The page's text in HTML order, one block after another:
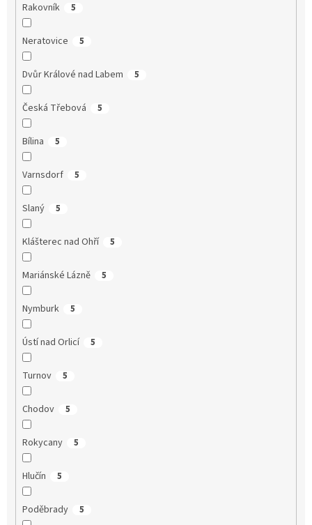
Rakovník 5
Neratovice 5
Dvůr Králové nad Labem 5
Česká Třebová 5
Bílina 5
Varnsdorf 5
Slaný 5
Klášterec nad Ohří 5
Mariánské Lázně 5
Nymburk 5
Ústí nad Orlicí 5
Turnov 5
Chodov 5
Rokycany 5
Hlučín 5
Poděbrady 5